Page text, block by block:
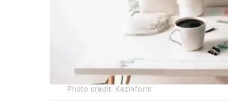
Photo credit: Kazinform